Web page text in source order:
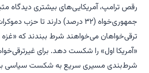
رقص ترامپ، آمریکایی‌های بیشتری دیدگاه
ترقی‌خواهان می‌خواهند شرط ببندند که «غزه
«آمریکا اول» را شکست دهد. برای
شرط‌بندی مسیری سریع به شکست سیاسی